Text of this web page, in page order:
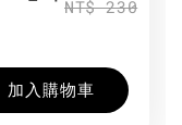
NT$ 230
加入購物車